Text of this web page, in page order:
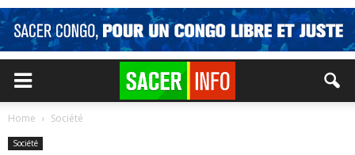
Home Société
Société